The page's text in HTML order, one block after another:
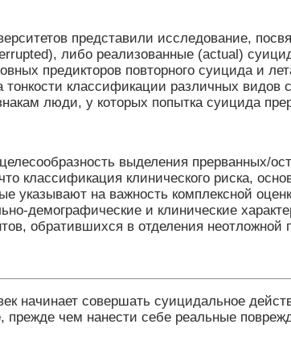
представили исследование,
либо реализованные (actual)
предикторов повторного суицида и
классификации различных видов
люди, у которых попытка суицида
выделения прерванных/
классификация клинического риска,
указывают на важность комплексной
демографические и клинические
обратившихся в отделения
начинает совершать суицидальное
, прежде чем нанести себе реальные